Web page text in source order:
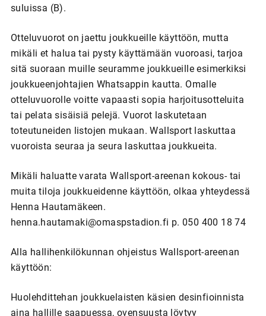
suluissa (B).
Otteluvuorot on jaettu joukkueille käyttöön, mutta
mikäli et halua tai pysty käyttämään vuoroasi, tarjoa
sitä suoraan muille seuramme joukkueille esimerkiksi
joukkueenjohtajien Whatsappin kautta. Omalle
otteluvuorolle voitte vapaasti sopia harjoitusotteluita
tai pelata sisäisiä pelejä. Vuorot laskutetaan
toteutuneiden listojen mukaan. Wallsport laskuttaa
vuoroista seuraa ja seura laskuttaa joukkueita.
Mikäli haluatte varata Wallsport-areenan kokous- tai
muita tiloja joukkueidenne käyttöön, olkaa yhteydessä
Henna Hautamäkeen.
henna.hautamaki@omaspstadion.fi p. 050 400 18 74
Alla hallihenkilökunnan ohjeistus Wallsport-areenan
käyttöön:
Huolehdittehan joukkuelaisten käsien desinfioinnista
aina hallille saapuessa, ovensuusta löytyy